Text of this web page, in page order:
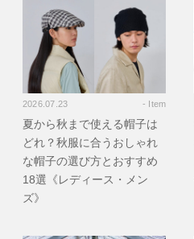
2026.07.23 - Item
夏から秋まで使える帽子は
どれ？秋服に合うおしゃれ
な帽子の選び方とおすすめ
18選《レディース・メン
ズ》